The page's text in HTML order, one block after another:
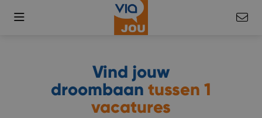
Vind jouw
droombaan tussen 1
vacatures